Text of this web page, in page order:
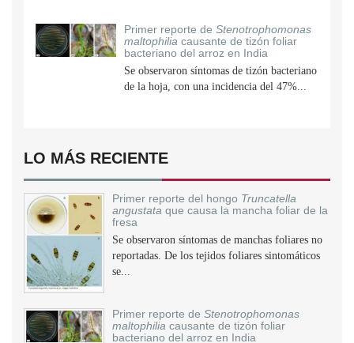
Primer reporte de Stenotrophomonas
maltophilia causante de tizón foliar
bacteriano del arroz en India
Se observaron síntomas de tizón bacteriano
de la hoja, con una incidencia del 47%...
LO MÁS RECIENTE
Primer reporte del hongo Truncatella
angustata que causa la mancha foliar de la
fresa
Se observaron síntomas de manchas foliares no
reportadas. De los tejidos foliares sintomáticos
se...
Primer reporte de Stenotrophomonas
maltophilia causante de tizón foliar
bacteriano del arroz en India